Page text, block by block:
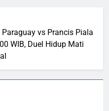
vs Prancis Piala
WIB, Duel Hidup Mati